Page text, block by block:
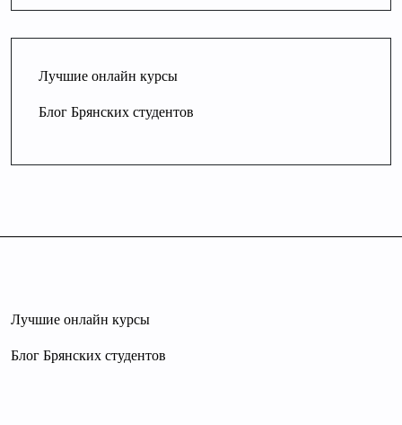
Лучшие онлайн курсы
Блог Брянских студентов
Лучшие онлайн курсы
Блог Брянских студентов